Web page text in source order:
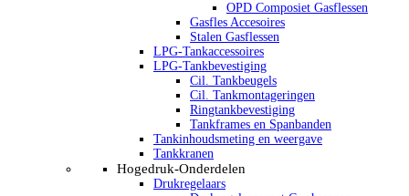
OPD Composiet Gasflessen
Gasfles Accesoires
Stalen Gasflessen
LPG-Tankaccessoires
LPG-Tankbevestiging
Cil. Tankbeugels
Cil. Tankmontageringen
Ringtankbevestiging
Tankframes en Spanbanden
Tankinhoudsmeting en weergave
Tankkranen
Hogedruk-Onderdelen
Drukregelaars